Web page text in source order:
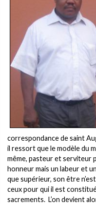
correspondance de saint
il ressort que le modèle du
même, pasteur et serviteur
honneur mais un labeur et
que supérieur, son être
ceux pour qui il est
sacrements. L’on devient